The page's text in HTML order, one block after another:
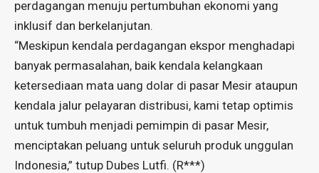
perdagangan menuju pertumbuhan ekonomi yang
inklusif dan berkelanjutan.
“Meskipun kendala perdagangan ekspor menghadapi
banyak permasalahan, baik kendala kelangkaan
ketersediaan mata uang dolar di pasar Mesir ataupun
kendala jalur pelayaran distribusi, kami tetap optimis
untuk tumbuh menjadi pemimpin di pasar Mesir,
menciptakan peluang untuk seluruh produk unggulan
Indonesia,” tutup Dubes Lutfi. (R***)